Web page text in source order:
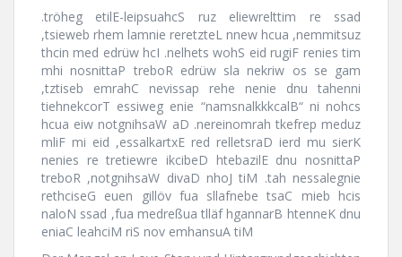
.tröheg etilE-leipsuahcS ruz eliewrelttim re ssad
,tsieweb rhem lamnie reretzteL nnew hcua ,nemmitsuz
thcin med edrüw hcI .nelhets wohS eid rugiF renies tim
mhi nosnittaP treboR edrüw sla nekriw os se gam
,tztiseb emrahC nevissap rehe nenie dnu tahenni
tiehnekcorT essiweg enie “namsnalkkkcalB“ ni nohcs
hcua eiw notgnihsaW aD .nereinomrah tkefrep meduz
mliF mi eid ,essalkartxE red relletsraD ierd mu sierK
nenies re tretiewre ikcibeD htebazilE dnu nosnittaP
treboR ,notgnihsaW divaD nhoJ tiM .tah nessalegnie
rethciseG euen gillöv fua sllafnebe tsaC mieb hcis
naloN ssad ,fua medreßua tlläf hgannarB htenneK dnu
eniaC leahciM riS nov emhansuA tiM